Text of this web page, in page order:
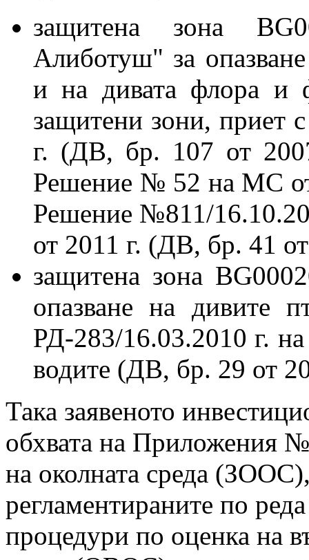
защитена зона
Алиботуш" за
и на дивата флора и
защитени зони,
г. (ДВ, бр. 107 от
Решение № 52 на МС
Решение №811/
от 2011 г. (ДВ, бр. 41
защитена зона
опазване на дивите
РД-283/16.03.2010 г.
водите (ДВ, бр. 29 от
Така заявеното
обхвата на Приложения
на околната среда
регламентираните по
процедури по оценка на